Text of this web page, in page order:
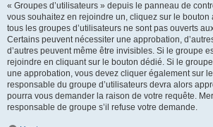
« Groupes d’utilisateurs » depuis le panneau de
vous souhaitez en rejoindre un, cliquez sur le
tous les groupes d’utilisateurs ne sont pas ouverts
Certains peuvent nécessiter une approbation,
d’autres peuvent même être invisibles. Si le groupe
rejoindre en cliquant sur le bouton dédié. Si le
une approbation, vous devez cliquer également sur
responsable du groupe d’utilisateurs devra alors
pourra vous demander la raison de votre requête.
responsable de groupe s’il refuse votre demande.